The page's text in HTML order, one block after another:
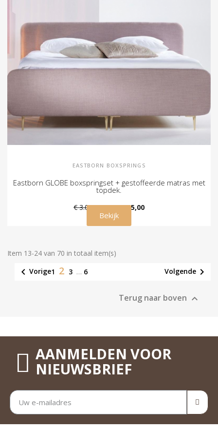
EASTBORN BOXSPRINGS
Eastborn GLOBE boxspringset + gestoffeerde matras met
topdek.
€ 3.095,00 € 2.795,00
Bekijk
Item 13-24 van 70 in totaal item(s)
 Vorige1 2 3 … 6 Volgende 
Terug naar boven 
AANMELDEN VOOR
NIEUWSBRIEF